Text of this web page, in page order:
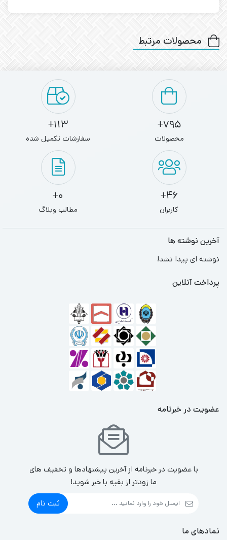
محصولات مرتبط
795+
محصولات
113+
سفارشات تکمیل شده
46+
کاربران
0+
مطالب وبلاگ
آخرین نوشته ها
نوشته ای پیدا نشد!
پرداخت آنلاین
عضویت در خبرنامه
با عضویت در خبرنامه از آخرین پیشنهادها و تخفیف های
ما زودتر از بقیه با خبر شوید!
ثبت نام
نمادهای ما